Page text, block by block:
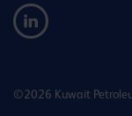
©2026 Kuwait